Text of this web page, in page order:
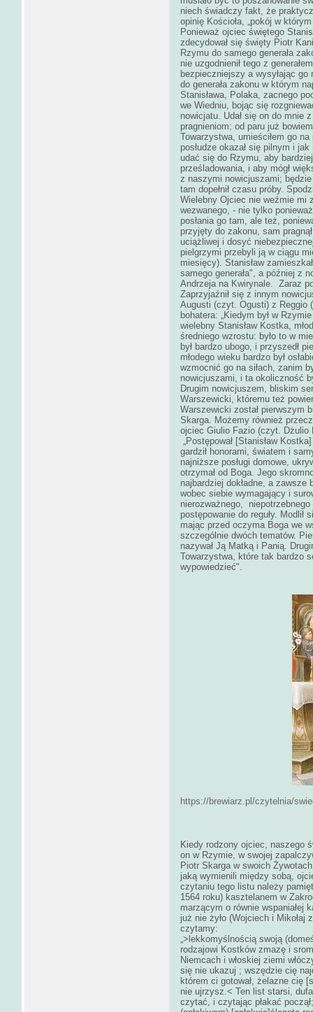
niech świadczy fakt, że
opinię Kościoła, „pokój w
Ponieważ ojciec świętego
zdecydował się święty Piotr
Rzymu do samego generała
nie uzgodnienił tego z
bezpieczniejszy a wysyłając
do generała zakonu w którym
Stanisława, Polaka, zacnego
we Wiedniu, bojąc się
nowicjatu. Udał się on do mnie
pragnieniom; od paru już
Towarzystwa, umieściłem go
posłudze okazał się pilnym i
udać się do Rzymu, aby
prześladowania, i aby mógł
z naszymi nowicjuszami;
tam dopełnił czasu próby.
Wielebny Ojciec nie weźmie mi
wezwanego, - nie tylko
posłania go tam, ale też,
przyjęty do zakonu, sam
uciążliwej i dosyć
pielgrzymi przebyli ją w ciągu
miesięcy). Stanisław
samego generała", a później z
Andrzeja na Kwirynale. Zaraz
Zaprzyjaźnił się z innym
Augusti (czyt. Ogusti) z Reggio
bohatera: „Kiedym był w
wielebny Stanisław Kostka,
średniego wzrostu: było to w
był bardzo ubogo, i przyszedł
młodego wieku bardzo był
wzmocnić go na siłach, zanim
nowicjuszami, i ta okoliczność
Drugim nowicjuszem, bliskim
Warszewicki, któremu też
Warszewicki został pierwszym
Skarga. Możemy również
ojciec Giulio Fazio (czyt. Dżulio
„Postępował [Stanisław
gardził honorami, światem i
najniższe posługi domowe,
otrzymał od Boga. Jego
najbardziej dokładne, a zawsze
wobec siebie wymagający i
nierozważnego, niepotrzebnego
postępowanie do reguły. Modlił
mając przed oczyma Boga we
szczególnie dwóch tematów.
nazywał Ją Matką i Panią.
Towarzystwa, które tak bardzo
wypowiedzieć".
https://brewiarz.pl/czytelnia/
Kiedy rodzony ojciec, naszego
on w Rzymie, w swojej
Piotr Skarga w swoich
jaką wymienili między sobą,
czytaniu tego listu należy
1564 roku) kasztelanem w
marzącym o równie wspaniałej
już nie żyło (Wojciech i
czytamy:
„>lekkomyślnością swoją
rodzajowi Kostków zmazę i
Niemcach i włoskiej ziemi
się nie ukazuj ; wszędzie cię
którem ci gotował, żelazne cię
nie ujrzysz.< Ten list starsi,
czytać, i czytając płakać